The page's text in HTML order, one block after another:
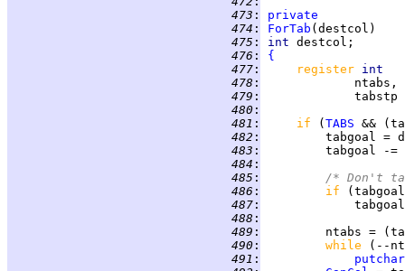
473 :
private
474 : ForTab
475 : int
476 :
{
477 : register
478 :
479 :
480 :
481 : if ( TABS &&
482 :
tabgoal =
483 :
484 :
485 :
/* Don't
486 : if
487 :
488 :
489 :
ntabs =
490 : while
(--
491 :
putchar